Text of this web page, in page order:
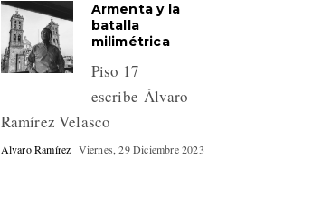
Armenta y la
batalla
milimétrica
Piso 17
escribe Álvaro
Ramírez Velasco
Alvaro Ramírez Viernes, 29 Diciembre 2023